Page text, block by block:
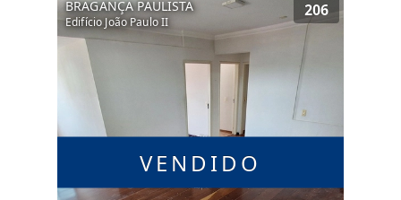
VENDIDO
BRAGANÇA PAULISTA
Edifício João Paulo II
206